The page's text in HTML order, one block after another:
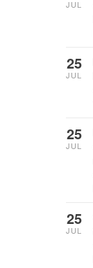
JUL
25
JUL
25
JUL
25
JUL